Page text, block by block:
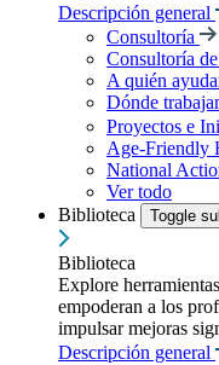
Descripción general
Consultoría
Consultoría
A quién
Dónde
Proyectos e
Age-Friendly
National
Ver todo
Biblioteca
Toggle
Biblioteca
Explore
empoderan a los
impulsar mejoras
Descripción general